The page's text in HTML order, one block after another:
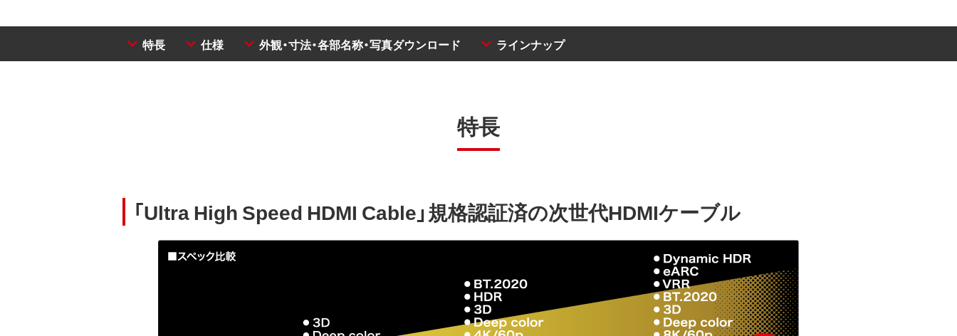
特長 仕様 外観・寸法・各部名称・写真ダウンロード ラインナップ
特長
「Ultra High Speed HDMI Cable」規格認証済の次世代HDMIケーブル